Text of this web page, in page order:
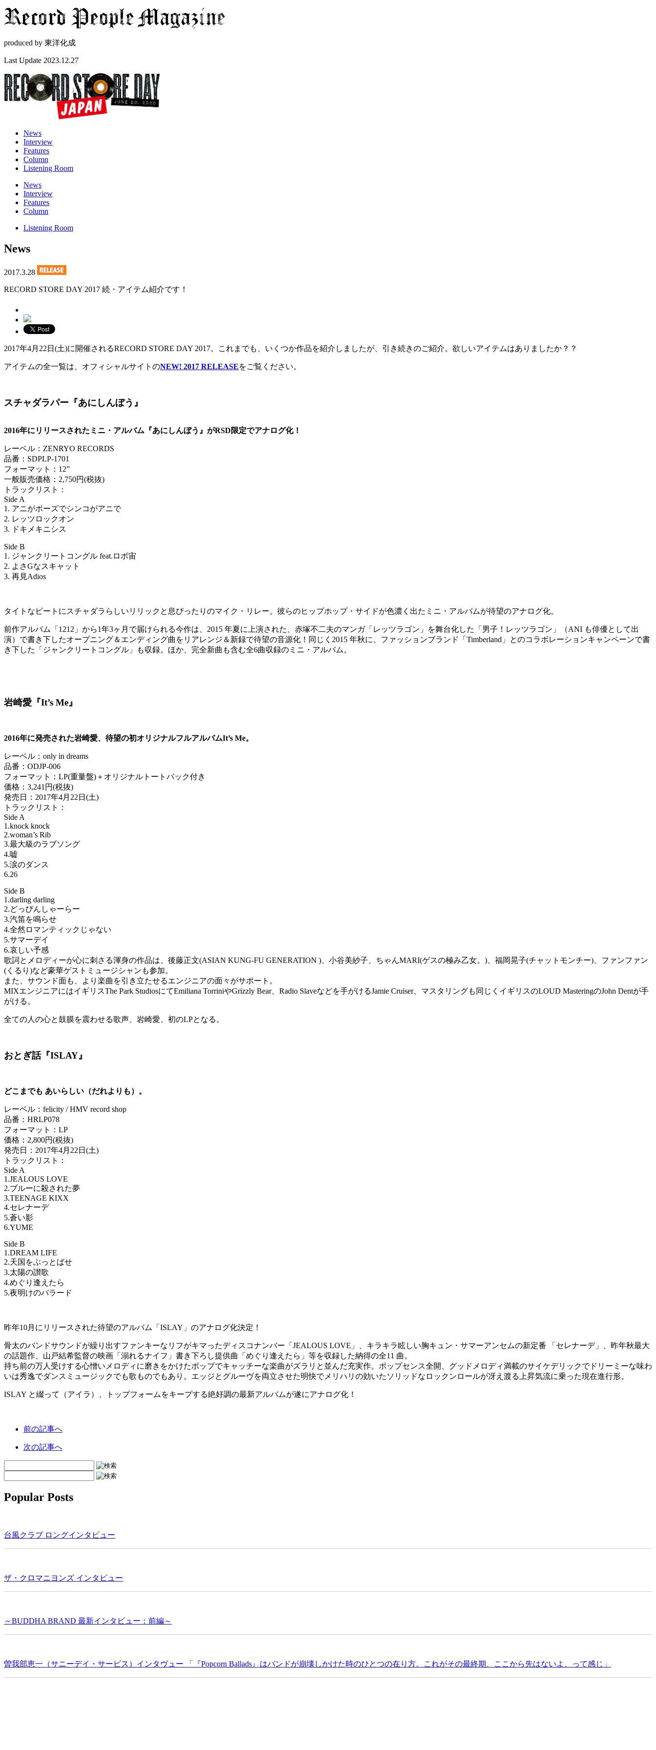
produced by 東洋化成
Last Update 2023.12.27
News
Interview
Features
Column
Listening Room
News
Interview
Features
Column
Listening Room
News
2017.3.28
RECORD STORE DAY 2017 続・アイテム紹介です！
2017年4月22日(土)に開催されるRECORD STORE DAY 2017。これまでも、いくつか作品を紹介しましたが、引き続きのご紹介。欲しいアイテムはありましたか？？
アイテムの全一覧は、オフィシャルサイトのNEW! 2017 RELEASEをご覧ください。
スチャダラパー『あにしんぼう』
2016年にリリースされたミニ・アルバム『あにしんぼう』がRSD限定でアナログ化！
レーベル：ZENRYO RECORDS
品番：SDPLP-1701
フォーマット：12”
一般販売価格：2,750円(税抜)
トラックリスト：
Side A
1. アニがボーズでシンコがアニで
2. レッツロックオン
3. ドキメキニシス
Side B
1. ジャンクリートコングル feat.ロボ宙
2. よさGなスキャット
3. 再見Adios
タイトなビートにスチャダラらしいリリックと息ぴったりのマイク・リレー。彼らのヒップホップ・サイドが色濃く出たミニ・アルバムが待望のアナログ化。
前作アルバム「1212」から1年3ヶ月で届けられる今作は、2015 年夏に上演された、赤塚不二夫のマンガ「レッツラゴン」を舞台化した「男子！レッツラゴン」（ANI も俳優として出
演）で書き下したオープニング＆エンディング曲をリアレンジ＆新録で待望の音源化！同じく2015 年秋に、ファッションブランド「Timberland」とのコラボレーションキャンペーンで書
き下した「ジャンクリートコングル」も収録。ほか、完全新曲も含む全6曲収録のミニ・アルバム。
岩崎愛『It’s Me』
2016年に発売された岩崎愛、待望の初オリジナルフルアルバムIt’s Me。
レーベル：only in dreams
品番：ODJP-006
フォーマット：LP(重量盤)＋オリジナルトートバック付き
価格：3,241円(税抜)
発売日：2017年4月22日(土)
トラックリスト：
Side A
1.knock knock
2.woman’s Rib
3.最大級のラブソング
4.嘘
5.涙のダンス
6.26
Side B
1.darling darling
2.どっぴんしゃーらー
3.汽笛を鳴らせ
4.全然ロマンティックじゃない
5.サマーデイ
6.哀しい予感
歌詞とメロディーが心に刺さる渾身の作品は、後藤正文(ASIAN KUNG-FU GENERATION )、小谷美紗子、ちゃんMARI(ゲスの極み乙女。)、福岡晃子(チャットモンチー)、ファンファン
(くるり)など豪華ゲストミュージシャンも参加。
また、サウンド面も、より楽曲を引き立たせるエンジニアの面々がサポート。
MIXエンジニアにはイギリスThe Park StudiosにてEmiliana TorriniやGrizzly Bear、Radio Slaveなどを手がけるJamie Cruiser、マスタリングも同じくイギリスのLOUD MasteringのJohn Dentが手
がける。
全ての人の心と鼓膜を震わせる歌声、岩崎愛、初のLPとなる。
おとぎ話『ISLAY』
どこまでも あいらしい（だれよりも）。
レーベル：felicity / HMV record shop
品番：HRLP078
フォーマット：LP
価格：2,800円(税抜)
発売日：2017年4月22日(土)
トラックリスト：
Side A
1.JEALOUS LOVE
2.ブルーに殺された夢
3.TEENAGE KIXX
4.セレナーデ
5.蒼い影
6.YUME
Side B
1.DREAM LIFE
2.天国をぶっとばせ
3.太陽の讃歌
4.めぐり逢えたら
5.夜明けのバラード
昨年10月にリリースされた待望のアルバム「ISLAY」のアナログ化決定！
骨太のバンドサウンドが繰り出すファンキーなリフがキマったディスコナンバー「JEALOUS LOVE」、キラキラ眩しい胸キュン・サマーアンセムの新定番 「セレナーデ」、昨年秋最大
の話題作、山戸結希監督の映画「溺れるナイフ」書き下ろし提供曲「めぐり逢えたら」等を収録した納得の全11 曲。
持ち前の万人受けする心憎いメロディに磨きをかけたポップでキャッチーな楽曲がズラリと並んだ充実作。ポップセンス全開、グッドメロディ満載のサイケデリックでドリーミーな味わ
いは秀逸でダンスミュージックでも歌ものでもあり。エッジとグルーヴを両立させた明快でメリハリの効いたソリッドなロックンロールが冴え渡る上昇気流に乗った現在進行形。
ISLAY と綴って（アイラ）、トップフォームをキープする絶好調の最新アルバムが遂にアナログ化！
前の記事へ
次の記事へ
Popular Posts
台風クラブ ロングインタビュー
ザ・クロマニヨンズ インタビュー
～BUDDHA BRAND 最新インタビュー：前編～
曽我部恵一（サニーデイ・サービス）インタヴュー 「『Popcorn Ballads』はバンドが崩壊しかけた時のひとつの在り方。これがその最終期、ここから先はないよ、って感じ」